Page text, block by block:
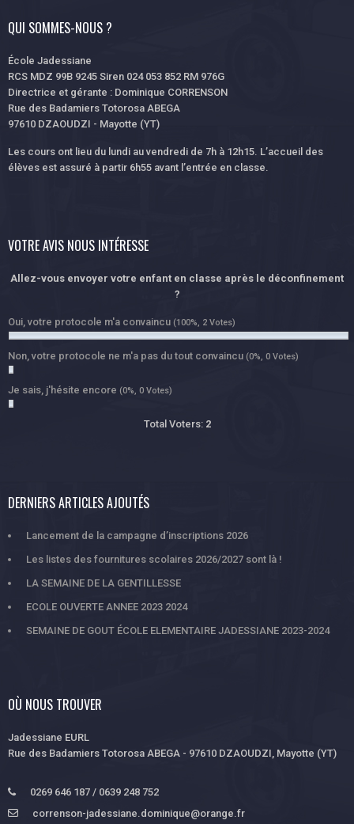
QUI SOMMES-NOUS ?
École Jadessiane
RCS MDZ 99B 9245 Siren 024 053 852 RM 976G
Directrice et gérante : Dominique CORRENSON
Rue des Badamiers Totorosa ABEGA
97610 DZAOUDZI - Mayotte (YT)
Les cours ont lieu du lundi au vendredi de 7h à 12h15. L’accueil des
élèves est assuré à partir 6h55 avant l’entrée en classe.
VOTRE AVIS NOUS INTÉRESSE
Allez-vous envoyer votre enfant en classe après le déconfinement
?
Oui, votre protocole m'a convaincu (100%, 2 Votes)
Non, votre protocole ne m'a pas du tout convaincu (0%, 0 Votes)
Je sais, j'hésite encore (0%, 0 Votes)
Total Voters: 2
DERNIERS ARTICLES AJOUTÉS
Lancement de la campagne d’inscriptions 2026
Les listes des fournitures scolaires 2026/2027 sont là !
LA SEMAINE DE LA GENTILLESSE
ECOLE OUVERTE ANNEE 2023 2024
SEMAINE DE GOUT ÉCOLE ELEMENTAIRE JADESSIANE 2023-2024
OÙ NOUS TROUVER
Jadessiane EURL
Rue des Badamiers Totorosa ABEGA - 97610 DZAOUDZI, Mayotte (YT)
0269 646 187 / 0639 248 752
correnson-jadessiane.dominique@orange.fr